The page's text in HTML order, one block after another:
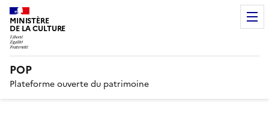
MINISTÈRE
DE LA CULTURE
POP
Plateforme ouverte du patrimoine